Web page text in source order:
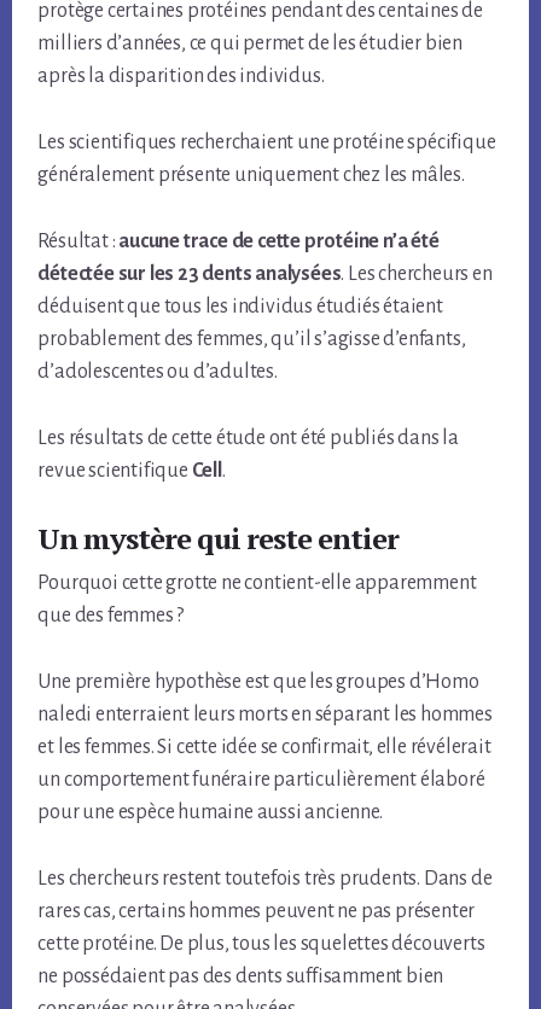
protège certaines protéines pendant des centaines de
milliers d’années, ce qui permet de les étudier bien
après la disparition des individus.
Les scientifiques recherchaient une protéine spécifique
généralement présente uniquement chez les mâles.
Résultat : aucune trace de cette protéine n’a été
détectée sur les 23 dents analysées. Les chercheurs en
déduisent que tous les individus étudiés étaient
probablement des femmes, qu’il s’agisse d’enfants,
d’adolescentes ou d’adultes.
Les résultats de cette étude ont été publiés dans la
revue scientifique Cell .
Un mystère qui reste entier
Pourquoi cette grotte ne contient-elle apparemment
que des femmes ?
Une première hypothèse est que les groupes d’Homo
naledi enterraient leurs morts en séparant les hommes
et les femmes. Si cette idée se confirmait, elle révélerait
un comportement funéraire particulièrement élaboré
pour une espèce humaine aussi ancienne.
Les chercheurs restent toutefois très prudents. Dans de
rares cas, certains hommes peuvent ne pas présenter
cette protéine. De plus, tous les squelettes découverts
ne possédaient pas des dents suffisamment bien